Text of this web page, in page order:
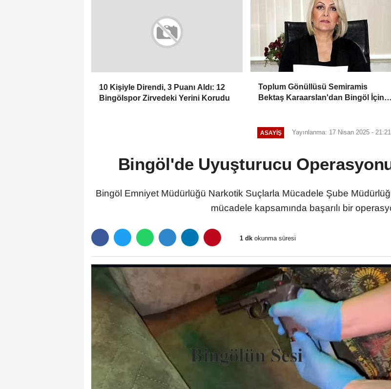
10 Kişiyle Direndi, 3 Puanı Aldı: 12
Bingölspor Zirvedeki Yerini Korudu
Toplum Gönüllüsü Semiramis
Bektaş Karaarslan'dan Bingöl İçin
ASAYIŞ Yayınlanma: 17 Nisan 2025 - 21:21
Bingöl'de Uyuşturucu
Bingöl Emniyet Müdürlüğü Narkotik Suçlarla Mücadele Şube
mücadele kapsamında başarılı bir
1 dk okunma süresi